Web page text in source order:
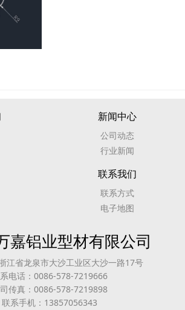
新闻中心
公司动态
行业新闻
联系我们
联系方式
电子地图
嘉铝业型材有限公司
江省龙泉市大沙工业区大沙一路17号
电话：0086-578-7219666
传真：0086-578-7219898
联系手机：13857056343